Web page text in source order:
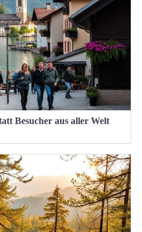
Besucher aus aller Welt